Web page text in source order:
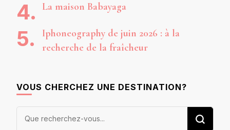
La maison Babayaga
Iphoneography de juin 2026 : à la
recherche de la fraîcheur
VOUS CHERCHEZ UNE DESTINATION?
Vous